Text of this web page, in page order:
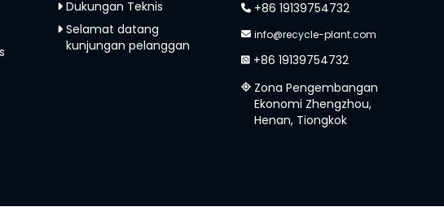
Dukungan Teknis
Selamat datang
kunjungan pelanggan
+86 19139754732
info@recycle-plant.com
+86 19139754732
Zona Pengembangan
Ekonomi Zhengzhou,
Henan, Tiongkok